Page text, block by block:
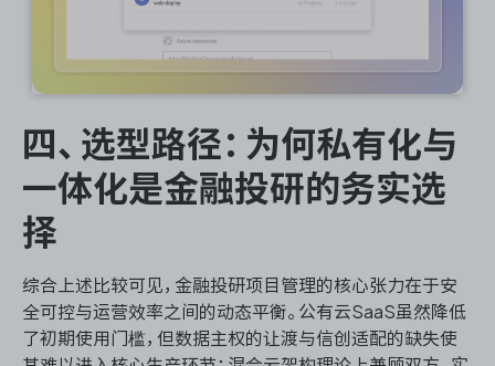
四、选型路径：为何私有化与
一体化是金融投研的务实选
择
综合上述比较可见，金融投研项目管理的核心张力在于安
全可控与运营效率之间的动态平衡。公有云SaaS虽然降低
了初期使用门槛，但数据主权的让渡与信创适配的缺失使